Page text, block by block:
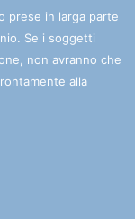
prese in larga parte
Se i soggetti
non avranno che
alla